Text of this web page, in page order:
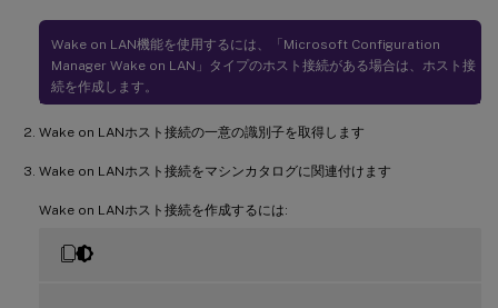
Wake on LAN機能を使用するには、「Microsoft Configuration
Manager Wake on LAN」タイプのホスト接続がある場合は、ホスト接
続を作成します。
Wake on LANホスト接続の一意の識別子を取得します
Wake on LANホスト接続をマシンカタログに関連付けます
Wake on LANホスト接続を作成するには: